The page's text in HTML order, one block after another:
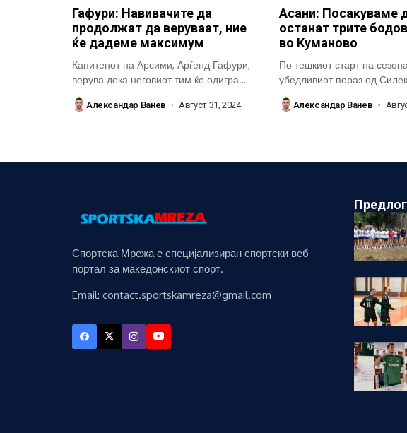
Гафури: Навивачите да
продолжат да веруваат, ние
ќе дадеме максимум
Капитенот на Арсими, Арѓенд Гафури,
верува дека неговиот тим ќе одигра
Александар Ванев Август 31, 2024
Асани: Посакуваме
останат трите
во Куманово
По тешкиот старт на
убедливиот пораз од
Александар Ванев
Спортска Мрежа е специјализиран спортски веб
портал за македонскиот спорт.
Email: contact.sportskamreza@gmail.com